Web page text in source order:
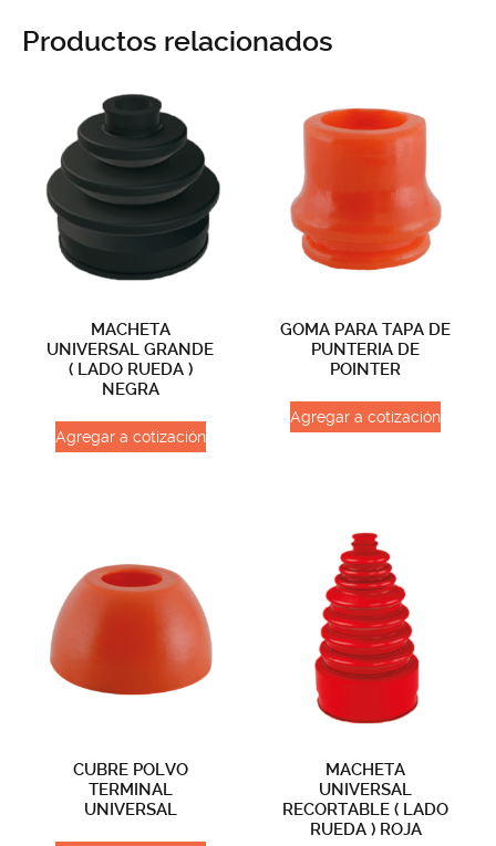
Productos relacionados
MACHETA
UNIVERSAL GRANDE
( LADO RUEDA )
NEGRA
Agregar a cotización
GOMA PARA TAPA DE
PUNTERIA DE
POINTER
Agregar a cotización
CUBRE POLVO
TERMINAL
UNIVERSAL
MACHETA
UNIVERSAL
RECORTABLE ( LADO
RUEDA ) ROJA